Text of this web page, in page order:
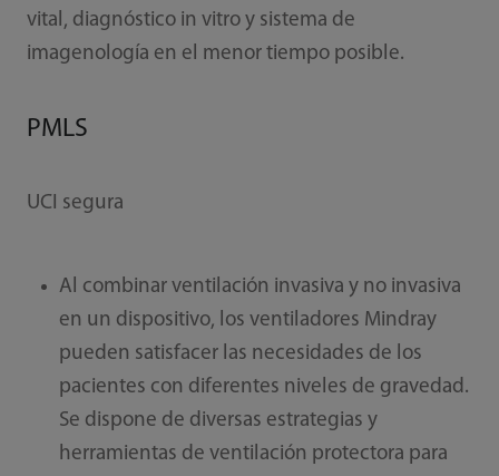
vital, diagnóstico in vitro y sistema de
imagenología en el menor tiempo posible.
PMLS
UCI segura
Al combinar ventilación invasiva y no invasiva
en un dispositivo, los ventiladores Mindray
pueden satisfacer las necesidades de los
pacientes con diferentes niveles de gravedad.
Se dispone de diversas estrategias y
herramientas de ventilación protectora para